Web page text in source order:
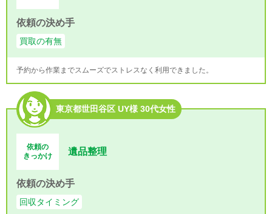
依頼の決め手
買取の有無
予約から作業までスムーズでストレスなく利用できました。
東京都世田谷区 UY様 30代女性
依頼の
きっかけ
遺品整理
依頼の決め手
回収タイミング